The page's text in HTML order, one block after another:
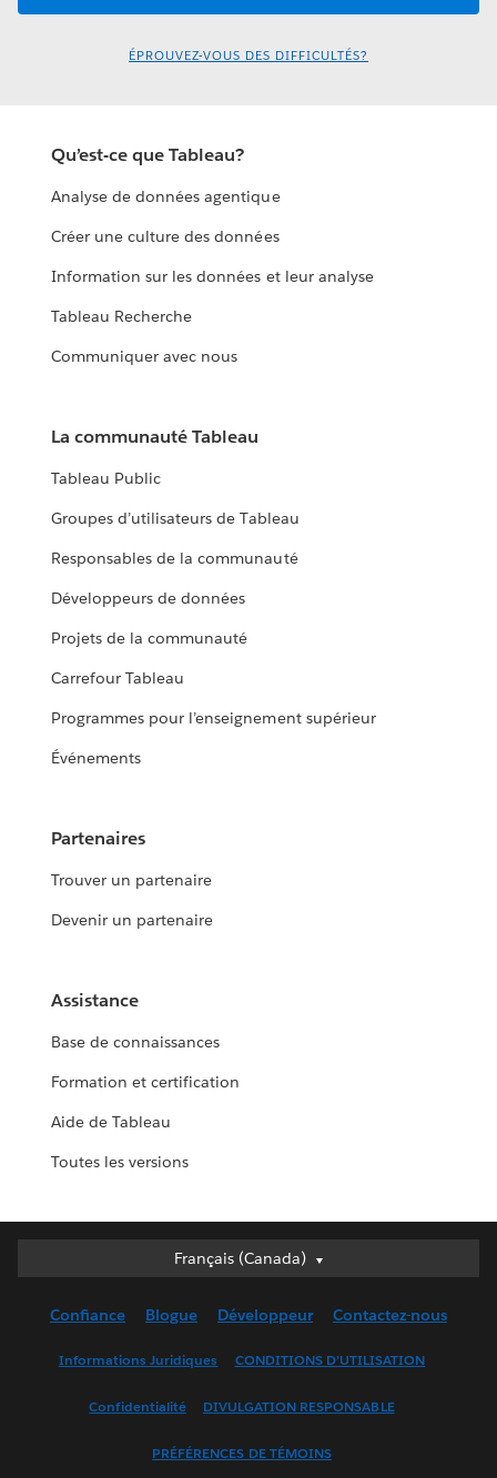
ÉPROUVEZ-VOUS DES DIFFICULTÉS?
Qu’est-ce que Tableau?
Analyse de données agentique
Créer une culture des données
Information sur les données et leur analyse
Tableau Recherche
Communiquer avec nous
La communauté Tableau
Tableau Public
Groupes d’utilisateurs de Tableau
Responsables de la communauté
Développeurs de données
Projets de la communauté
Carrefour Tableau
Programmes pour l’enseignement supérieur
Événements
Partenaires
Trouver un partenaire
Devenir un partenaire
Assistance
Base de connaissances
Formation et certification
Aide de Tableau
Toutes les versions
Français (Canada)
Français (Canada)
English (UK)
Français (France)
Confiance Blogue Développeur Contactez-nous
Informations Juridiques CONDITIONS D’UTILISATION
Confidentialité DIVULGATION RESPONSABLE
PRÉFÉRENCES DE TÉMOINS